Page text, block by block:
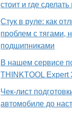
стоит и где
Стук в руле: как
проблем с тягами,
подшипниками
В нашем сервисе
THINKTOOL Expert
Чек-лист
автомобиле до